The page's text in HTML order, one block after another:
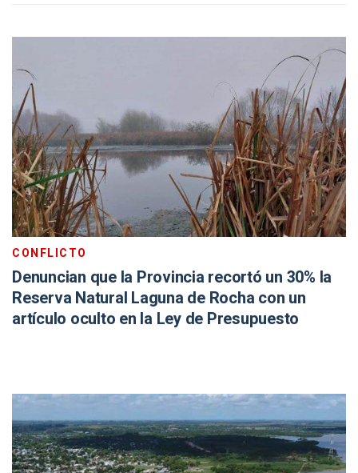
CONFLICTO
Denuncian que la Provincia recortó un 30% la
Reserva Natural Laguna de Rocha con un
artículo oculto en la Ley de Presupuesto